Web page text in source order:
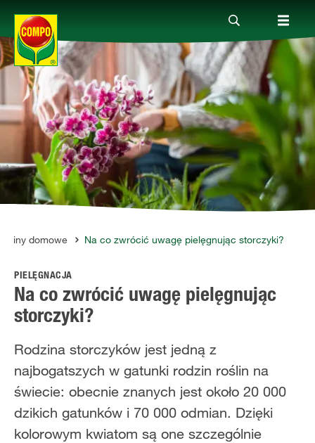
Produkty
Aktualne tematy
Kontakt
O nas
domowe Na co zwrócić uwagę pielęgnując storczyki?
PIELĘGNACJA
Na co zwrócić uwagę pielęgnując
storczyki?
Rodzina storczyków jest jedną z
najbogatszych w gatunki rodzin roślin na
świecie: obecnie znanych jest około 20 000
dzikich gatunków i 70 000 odmian. Dzięki
kolorowym kwiatom są one szczególnie